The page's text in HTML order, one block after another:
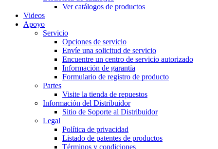
Ver catálogos de productos
Videos
Apoyo
Servicio
Opciones de servicio
Envíe una solicitud de servicio
Encuentre un centro de servicio autorizado
Información de garantía
Formulario de registro de producto
Partes
Visite la tienda de repuestos
Información del Distribuidor
Sitio de Soporte al Distribuidor
Legal
Política de privacidad
Listado de patentes de productos
Términos y condiciones